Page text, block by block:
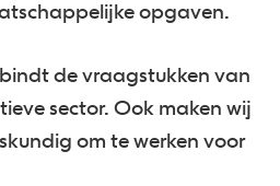
opgaven.
de vraagstukken van
sector. Ook maken wij
om te werken voor